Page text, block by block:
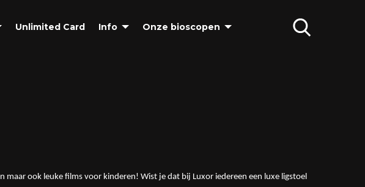
Unlimited Card Info Onze bioscopen
ook leuke films voor kinderen! Wist je dat bij Luxor iedereen een luxe ligstoel